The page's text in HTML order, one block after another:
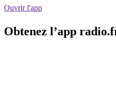
Ouvrir l'app
Obtenez l’app